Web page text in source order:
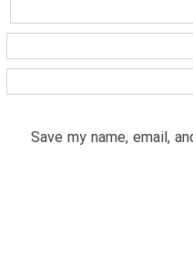
Save my name, email,